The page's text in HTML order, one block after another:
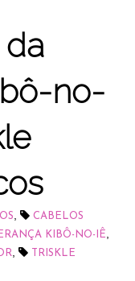
no-
,
CABELOS
KIBÔ-NO-IÊ,
,
TRISKLE